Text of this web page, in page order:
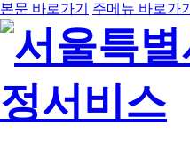
본문 바로가기 주메뉴 바로가기